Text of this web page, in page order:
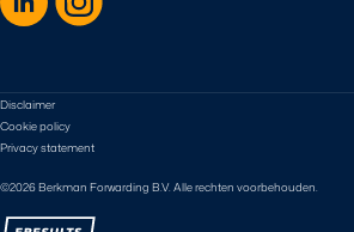
©2026 Berkman Forwarding B.V. Alle rechten voorbehouden.
Disclaimer
Cookie policy
Privacy statement